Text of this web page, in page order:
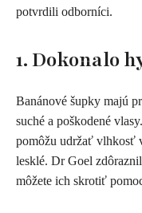
potvrdili odborníci.
1. Dokonalo
Banánové šupky majú
suché a poškodené
pomôžu udržať vlhkosť
lesklé. Dr Goel
môžete ich skrotiť